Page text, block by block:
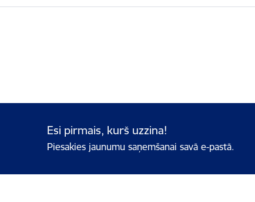
Esi pirmais, kurš uzzina!
Piesakies jaunumu saņemšanai savā e-pastā.